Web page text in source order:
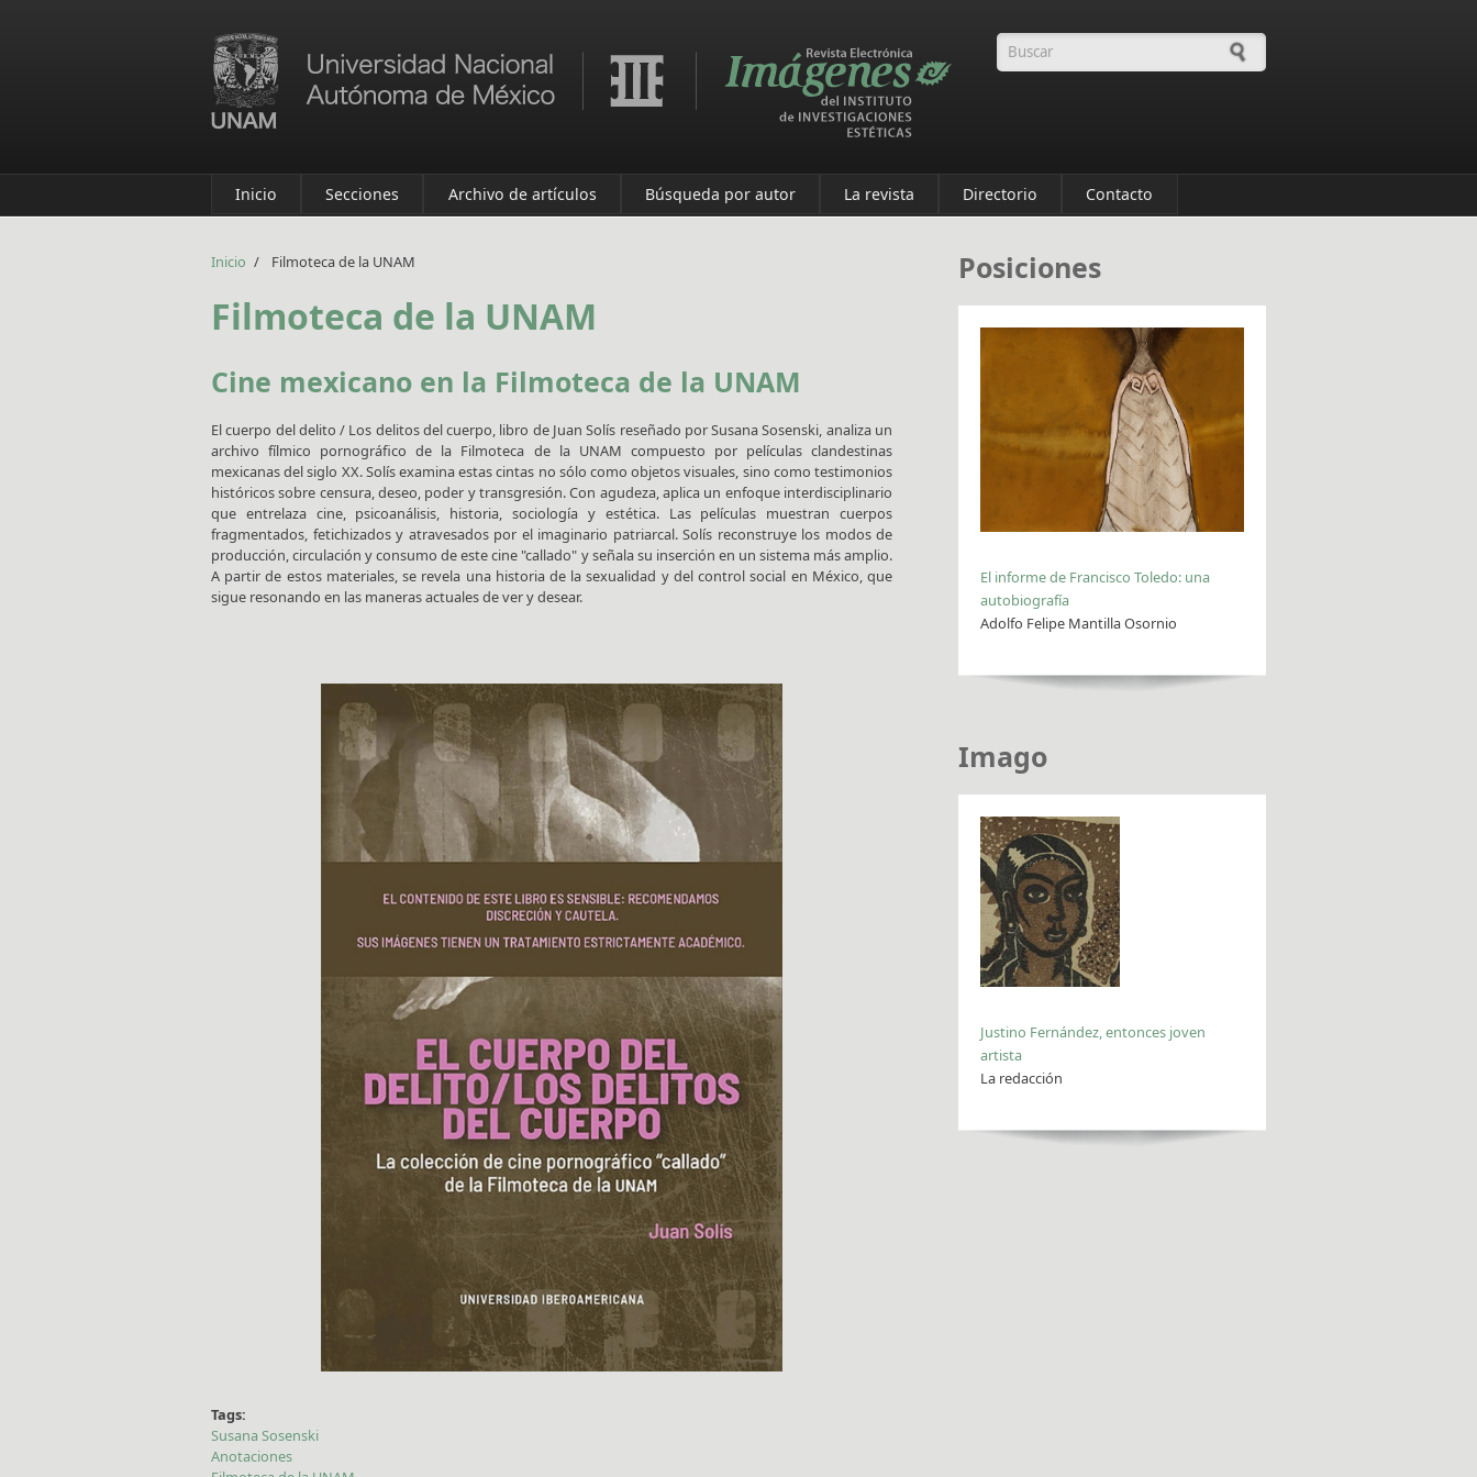
Formulario de búsqueda
Inicio Secciones Archivo de artículos Búsqueda por autor La revista Directorio Contacto
Inicio / Filmoteca de la UNAM
Filmoteca de la UNAM
Cine mexicano en la Filmoteca de la UNAM
El cuerpo del delito / Los delitos del cuerpo, libro de Juan Solís reseñado por Susana Sosenski, analiza un
archivo fílmico pornográfico de la Filmoteca de la UNAM compuesto por películas clandestinas
mexicanas del siglo XX. Solís examina estas cintas no sólo como objetos visuales, sino como testimonios
históricos sobre censura, deseo, poder y transgresión. Con agudeza, aplica un enfoque interdisciplinario
que entrelaza cine, psicoanálisis, historia, sociología y estética. Las películas muestran cuerpos
fragmentados, fetichizados y atravesados por el imaginario patriarcal. Solís reconstruye los modos de
producción, circulación y consumo de este cine "callado" y señala su inserción en un sistema más amplio.
A partir de estos materiales, se revela una historia de la sexualidad y del control social en México, que
sigue resonando en las maneras actuales de ver y desear.
Tags:
Susana Sosenski
Anotaciones
Posiciones
El informe de Francisco Toledo: una
autobiografía
Adolfo Felipe Mantilla Osornio
Imago
Justino Fernández, entonces joven
artista
La redacción